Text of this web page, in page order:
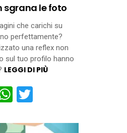
sgrana le foto
che carichi su
perfettamente?
una reflex non
sul tuo profilo hanno
LEGGI DI PIÙ
WhatsApp
Twitter